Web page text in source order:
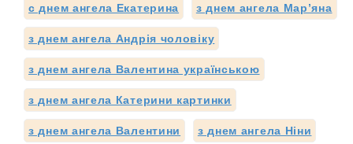
с днем ангела Екатерина з днем ангела Мар’яна
з днем ангела Андрія чоловіку
з днем ангела Валентина українською
з днем ангела Катерини картинки
з днем ангела Валентини з днем ангела Ніни